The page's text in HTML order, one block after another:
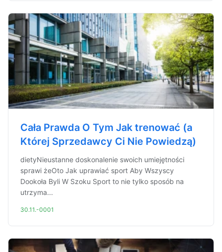
Cała Prawda O Tym Jak trenować (a
Której Sprzedawcy Ci Nie Powiedzą)
dietyNieustanne doskonalenie swoich umiejętności
sprawi żeOto Jak uprawiać sport Aby Wszyscy
Dookoła Byli W Szoku Sport to nie tylko sposób na
utrzyma...
30.11.-0001